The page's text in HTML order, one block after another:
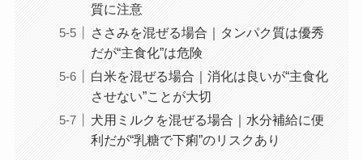
質に注意
ささみを混ぜる場合｜タンパク質は優秀
だが“主食化”は危険
白米を混ぜる場合｜消化は良いが“主食化
させない”ことが大切
犬用ミルクを混ぜる場合｜水分補給に便
利だが“乳糖で下痢”のリスクあり